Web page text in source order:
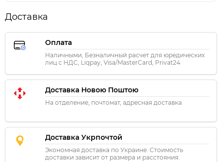
Доставка
Оплата
Наличными, Безналичный расчет для юредических
лиц с НДС, Liqpay, Visa/MasterCard, Privat24
Доставка Новою Поштою
На отделение, почтомат, адресная доставка
Доставка Укрпочтой
Экономная доставка по Украине. Стоимость
доставки зависит от размера и расстояния.